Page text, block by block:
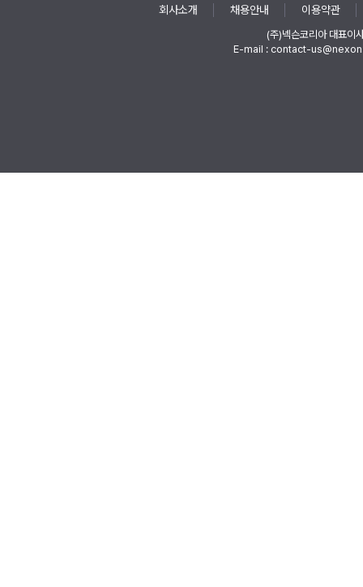
회사소개 채용안내 이용약관
(주)넥슨코리아 대표이
E-mail : contact-